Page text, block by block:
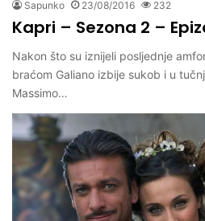
Sapunko 23/08/2016 232
Kapri – Sezona 2 –
Nakon što su iznijeli posljednje
braćom Galiano izbije sukob i u
Massimo…